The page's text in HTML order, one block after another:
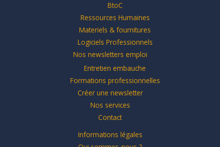
BtoC
Ressources Humaines
Materiels & fournitures
Logiciels Professionnels
Nos newsletters emploi
Entretien embauche
Formations professionnelles
Créer une newsletter
Nos services
Contact
Informations légales